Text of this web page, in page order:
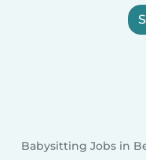
Babysitting Jobs in